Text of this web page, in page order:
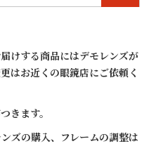
けする商品にはデモレンズが
はお近くの眼鏡店にご依頼く
きます。
ズの購入、フレームの調整は